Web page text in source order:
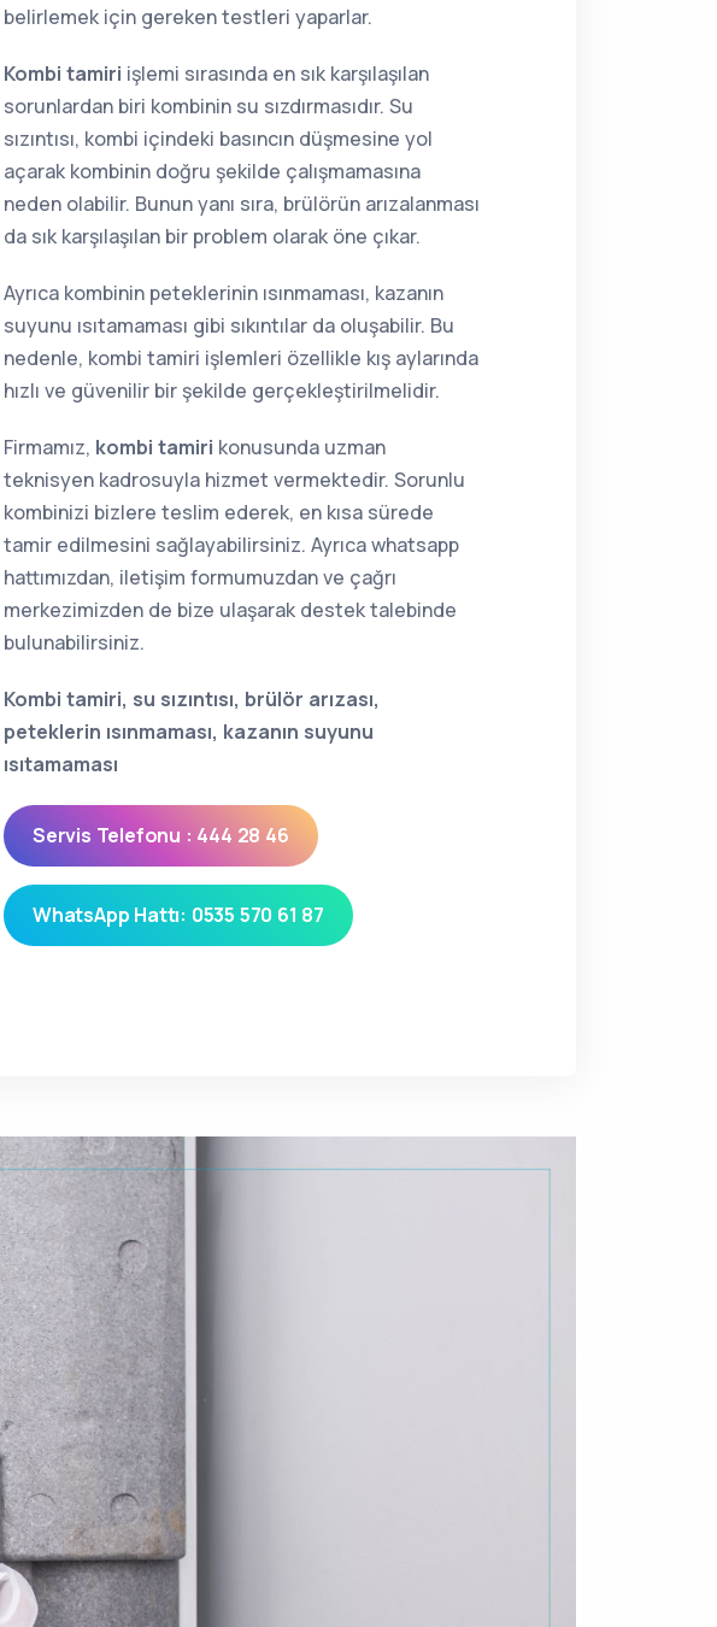
belirlemek için gereken testleri yaparlar.
Kombi tamiri işlemi sırasında en sık karşılaşılan
sorunlardan biri kombinin su sızdırmasıdır. Su
sızıntısı, kombi içindeki basıncın düşmesine yol
açarak kombinin doğru şekilde çalışmamasına
neden olabilir. Bunun yanı sıra, brülörün arızalanması
da sık karşılaşılan bir problem olarak öne çıkar.
Ayrıca kombinin peteklerinin ısınmaması, kazanın
suyunu ısıtamaması gibi sıkıntılar da oluşabilir. Bu
nedenle, kombi tamiri işlemleri özellikle kış aylarında
hızlı ve güvenilir bir şekilde gerçekleştirilmelidir.
Firmamız, kombi tamiri konusunda uzman
teknisyen kadrosuyla hizmet vermektedir. Sorunlu
kombinizi bizlere teslim ederek, en kısa sürede
tamir edilmesini sağlayabilirsiniz. Ayrıca whatsapp
hattımızdan, iletişim formumuzdan ve çağrı
merkezimizden de bize ulaşarak destek talebinde
bulunabilirsiniz.
Kombi tamiri, su sızıntısı, brülör arızası,
peteklerin ısınmaması, kazanın suyunu
ısıtamaması
Servis Telefonu : 444 28 46
WhatsApp Hattı: 0535 570 61 87